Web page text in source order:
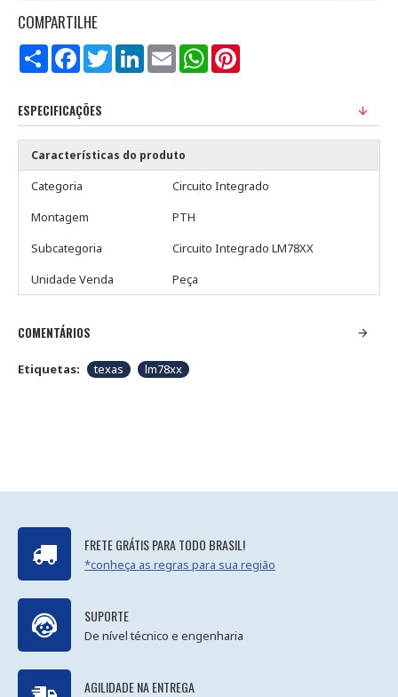
COMPARTILHE
Compartilhar
FacebookTwitterLinkedInEmail WhatsApp
ESPECIFICAÇÕES
Características do produto
Categoria
Circuito Integrado
Montagem
PTH
Subcategoria
Circuito Integrado LM78XX
Unidade Venda
Peça
COMENTÁRIOS
Etiquetas: texas lm78xx
FRETE GRÁTIS PARA TODO BRASIL!
*conheça as regras para sua região
SUPORTE
De nível técnico e engenharia
AGILIDADE NA ENTREGA